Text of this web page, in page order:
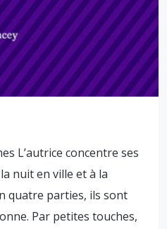
L’autrice concentre ses
nuit en ville et à la
quatre parties, ils sont
Par petites touches,